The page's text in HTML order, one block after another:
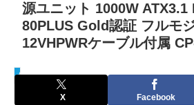
源ユニット 1000W ATX3.1
80PLUS Gold認証 フルモ
12VHPWRケーブル付属
セールハンター 激安情報まとめサイト
X Facebook